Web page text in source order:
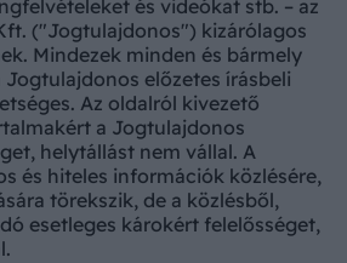
és videókat stb. – az
("Jogtulajdonos") kizárólagos
Mindezek minden és bármely
Jogtulajdonos előzetes írásbeli
Az oldalról kivezető
a Jogtulajdonos
helytállást nem vállal. A
és hiteles információk közlésére,
törekszik, de a közlésből,
esetleges károkért felelősséget,